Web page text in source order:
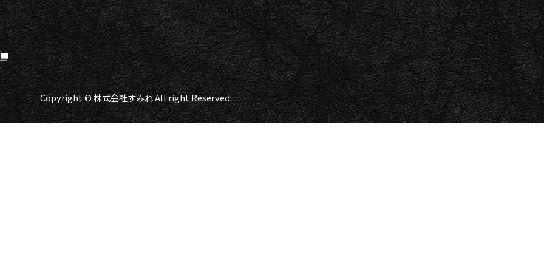
Copyright © 株式会社すみれ All right Reserved.